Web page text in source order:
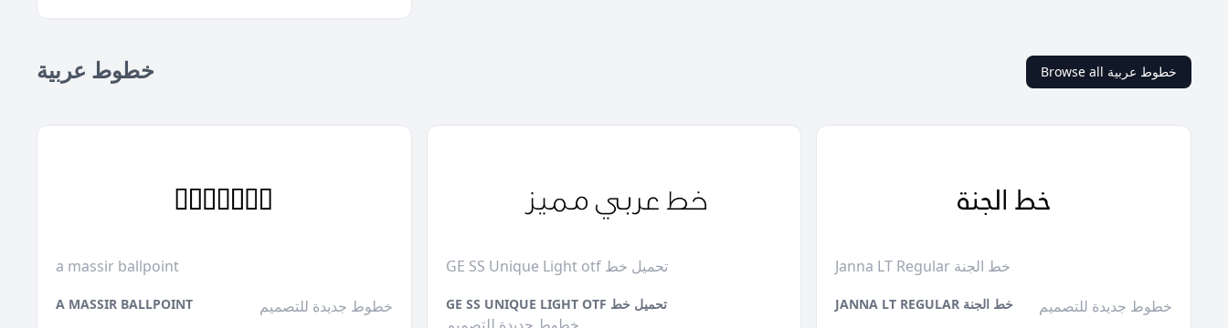
خطوط عربية Browse all خطوط عربية
a massir ballpoint
A MASSIR BALLPOINT خطوط جديدة للتصميم
GE SS Unique Light otf تحميل خط
GE SS UNIQUE LIGHT OTF تحميل خط
Janna LT Regular خط الجنة
JANNA LT REGULAR خط الجنة خطوط جديدة للتصميم